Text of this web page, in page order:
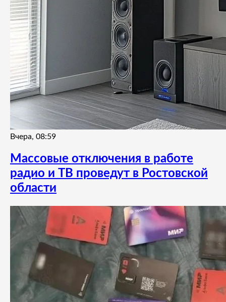
Вчера, 08:59
Массовые отключения в работе
радио и ТВ проведут в Ростовской
области